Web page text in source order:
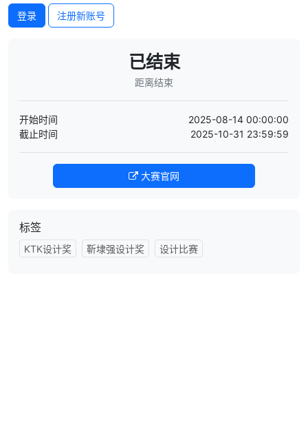
登录 注册新账号
已结束
距离结束
开始时间
2025-08-14 00:00:00
截止时间
2025-10-31 23:59:59
大赛官网
标签
KTK设计奖 靳埭强设计奖 设计比赛